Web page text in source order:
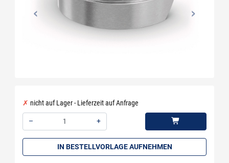
nicht auf Lager - Lieferzeit auf Anfrage
–
+
IN BESTELLVORLAGE AUFNEHMEN